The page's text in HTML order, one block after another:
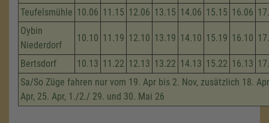
Teufelsmühle 10.06 11.15 12.06 13.15 14.06 15.15 16.06
Oybin
Niederdorf
10.10 11.19 12.10 13.19 14.10 15.19 16.10
Bertsdorf 10.13 11.22 12.13 13.22 14.13 15.22 16.13
Sa/So Züge fahren nur vom 19. Apr bis 2. Nov, zusätzlich 18.
Apr, 25. Apr, 1./2./ 29. und 30. Mai 26